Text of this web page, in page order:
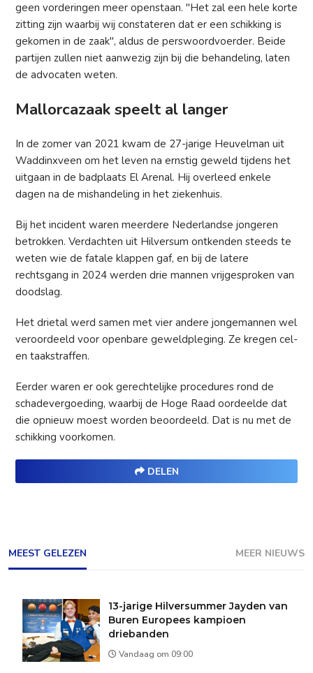
geen vorderingen meer openstaan. "Het zal een hele korte
zitting zijn waarbij wij constateren dat er een schikking is
gekomen in de zaak", aldus de perswoordvoerder. Beide
partijen zullen niet aanwezig zijn bij die behandeling, laten
de advocaten weten.
Mallorcazaak speelt al langer
In de zomer van 2021 kwam de 27-jarige Heuvelman uit
Waddinxveen om het leven na ernstig geweld tijdens het
uitgaan in de badplaats El Arenal. Hij overleed enkele
dagen na de mishandeling in het ziekenhuis.
Bij het incident waren meerdere Nederlandse jongeren
betrokken. Verdachten uit Hilversum ontkenden steeds te
weten wie de fatale klappen gaf, en bij de latere
rechtsgang in 2024 werden drie mannen vrijgesproken van
doodslag.
Het drietal werd samen met vier andere jongemannen wel
veroordeeld voor openbare geweldpleging. Ze kregen cel-
en taakstraffen.
Eerder waren er ook gerechtelijke procedures rond de
schadevergoeding, waarbij de Hoge Raad oordeelde dat
die opnieuw moest worden beoordeeld. Dat is nu met de
schikking voorkomen.
DELEN
MEEST GELEZEN MEER NIEUWS
13-jarige Hilversummer Jayden van
Buren Europees kampioen
driebanden
Vandaag om 09:00